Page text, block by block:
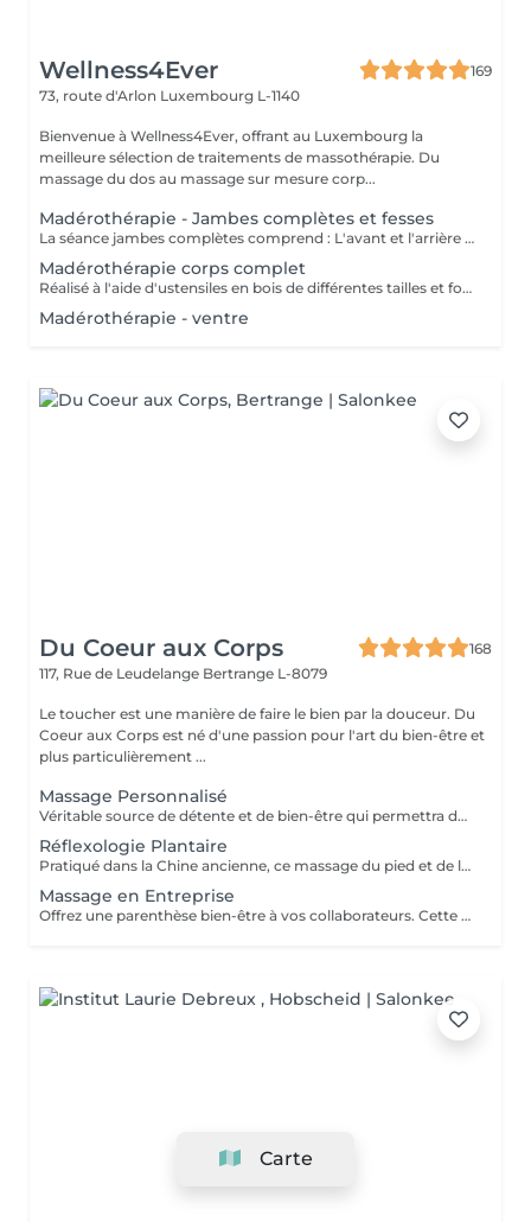
Wellness4Ever
169
73, route d'Arlon Luxembourg L-1140
Bienvenue à Wellness4Ever, offrant au Luxembourg la
meilleure sélection de traitements de massothérapie. Du
massage du dos au massage sur mesure corp...
Madérothérapie - Jambes complètes et fesses
La séance jambes complètes comprend : L'avant et l'arrière des jambes ainsi que les fesses. Réalisé à l'aide d'ustensiles en bois de différentes tailles et formes spécialement conçus pour s'adapter aux lignes du corps. - Anti cellulite - Une alternative à la chirurgie - Accélère le métabolisme - Active le système lymphatique - Raffermit et tonifie la peau - Redessine le corps et les volumes
Madérothérapie corps complet
Réalisé à l'aide d'ustensiles en bois de différentes tailles et formes spécialement conçus pour s'adapter aux lignes du corps. - Anti cellulite - Une alternative à la chirurgie - Accélère le métabolisme - Active le système lymphatique - Raffermit et tonifie la peau - Redessine le corps et les volumes
Madérothérapie - ventre
Du Coeur aux Corps
168
117, Rue de Leudelange Bertrange L-8079
Le toucher est une manière de faire le bien par la douceur. Du
Coeur aux Corps est né d'une passion pour l'art du bien-être et
plus particulièrement ...
Massage Personnalisé
Véritable source de détente et de bien-être qui permettra de retirer les noeuds musculaires tout en favorisant un état intense de relaxation, des pieds à la tête ou selon vos besoins et envie. Un moment de lâcher prise pour le corps et l'esprit.
Réflexologie Plantaire
Pratiqué dans la Chine ancienne, ce massage du pied et de la voûte plantaire utilise le processus d'auto-guérison. Il soulage, énergise et harmonise le corps par des pressions localisées sur les pieds. Un massage qui fait écho dans le corps entier.
Massage en Entreprise
Offrez une parenthèse bien-être à vos collaborateurs. Cette pause relaxante leur permettra de libérer les tensions musculaires, de détendre l'esprit et de leur apporter une reconnaissance en prenant soin de leur confort. Le massage amma assis est une technique de toucher et d'enchainement de manoeuvres qui se pratique en position assise sur une personne habillée. Elle cible essentiellement les épaules, le dos, la nuque, les hanches, les bras, les mains et la tête, mais peut être adapté à chaque besoin de vos collaborateurs.
Carte